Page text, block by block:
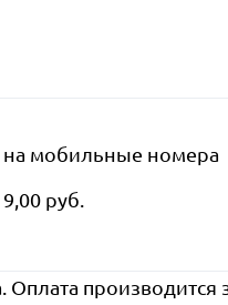
на мобильные номера
9,00 руб.